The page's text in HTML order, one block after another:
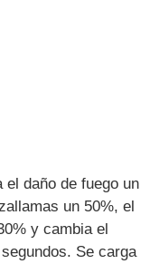
daño de fuego un
un 50%, el
y cambia el
Se carga